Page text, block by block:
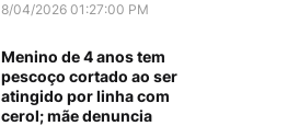
8/04/2026 01:27:00 PM
Menino de 4 anos tem
pescoço cortado ao ser
atingido por linha com
cerol; mãe denuncia